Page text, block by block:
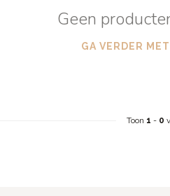
Geen
GA VERDER
Toon 1 - 0